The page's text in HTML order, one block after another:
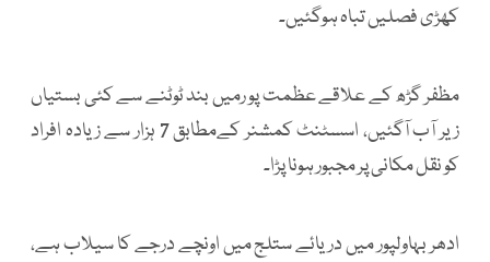
کھڑی فصلیں تباہ ہوگئیں۔
مظفر گڑھ کے علاقے عظمت پو رمیں بند ٹوٹنے سے کئی بستیاں
زیر آب آگئیں، اسسٹنٹ کمشنر کےمطابق 7 ہزار سے زیادہ افراد
کو نقل مکانی پر مجبور ہونا پڑا۔
ادھر بہاولپور میں دریائے ستلج میں اونچے درجے کا سیلاب ہے،